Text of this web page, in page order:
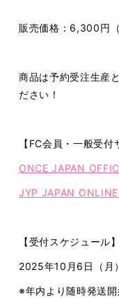
販売価格：6,300円（
商品は予約受注生産
ださい！
【FC会員・一般受付
ONCE JAPAN
JYP JAPAN
【受付スケジュール】
2025年10月6日（月
※年内より随時発送開